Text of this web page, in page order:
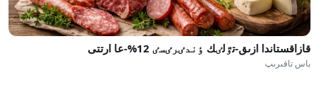
قازاقستاندا ازىق-تٷلٸك ٶندٸرٸسٸ 12%-عا ارتتى
باس تاقىرىپ